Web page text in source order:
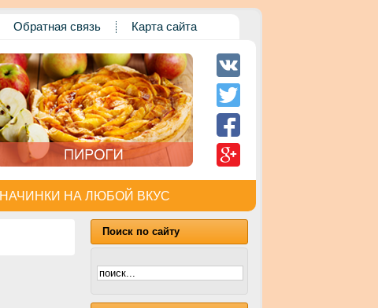
Обратная связь Карта сайта
НАЧИНКИ НА ЛЮБОЙ ВКУС
Поиск по сайту